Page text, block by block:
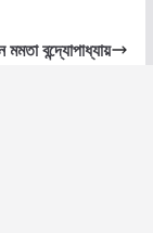
মমতা বন্দ্যোপাধ্যায়